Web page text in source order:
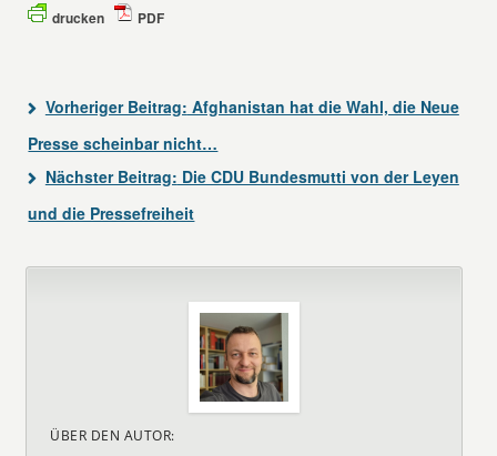
drucken PDF
Vorheriger Beitrag: Afghanistan hat die Wahl, die Neue
Presse scheinbar nicht…
Nächster Beitrag: Die CDU Bundesmutti von der Leyen
und die Pressefreiheit
ÜBER DEN AUTOR: